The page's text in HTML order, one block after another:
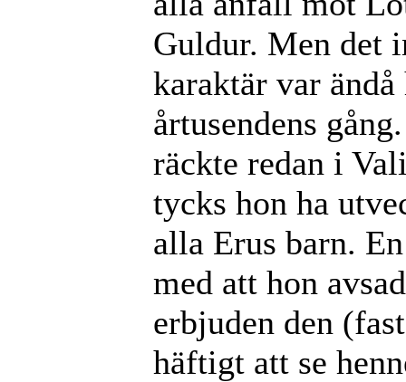
Guldur. Men det
karaktär var
årtusendens
räckte redan i
tycks hon ha
alla Erus barn.
med att hon
erbjuden den
häftigt att se